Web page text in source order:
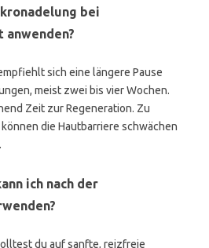
bei
anwenden?
sich eine längere Pause
meist zwei bis vier Wochen.
Zeit zur Regeneration. Zu
die Hautbarriere schwächen
ich nach der
du auf sanfte, reizfreie